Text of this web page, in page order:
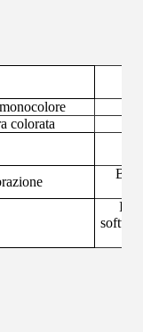
colorata
I